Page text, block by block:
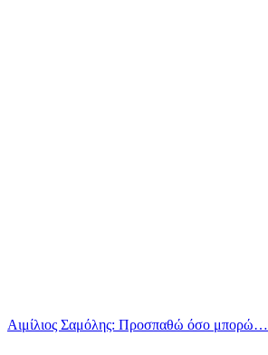
Αιμίλιος Σαμόλης: Προσπαθώ όσο μπορώ…